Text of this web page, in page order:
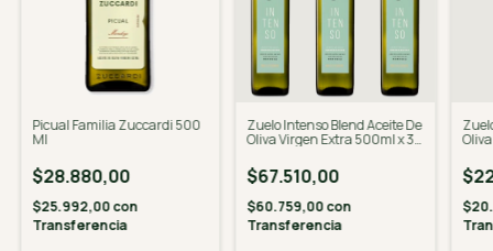
Picual Familia Zuccardi 500
Ml
$28.880,00
$25.992,00con
Transferencia
Zuelo Intenso Blend Aceite De
Oliva Virgen Extra 500ml x 3
$67.510,00
$60.759,00con
Transferencia